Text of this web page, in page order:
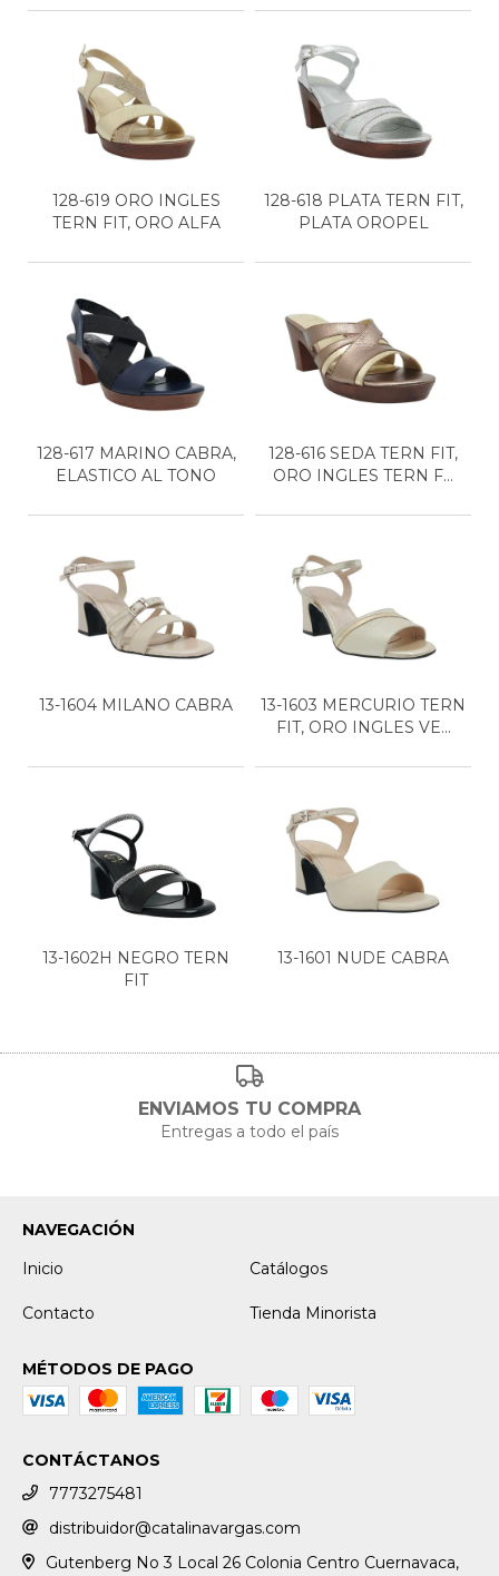
128-619 ORO INGLES
TERN FIT, ORO ALFA
128-618 PLATA TERN FIT,
PLATA OROPEL
128-617 MARINO CABRA,
ELASTICO AL TONO
128-616 SEDA TERN FIT,
ORO INGLES TERN F...
13-1604 MILANO CABRA
13-1603 MERCURIO TERN
FIT, ORO INGLES VE...
13-1602H NEGRO TERN
FIT
13-1601 NUDE CABRA
ENVIAMOS TU COMPRA
Entregas a todo el país
NAVEGACIÓN
Inicio
Catálogos
Contacto Tienda Minorista
MÉTODOS DE PAGO
CONTÁCTANOS
7773275481
distribuidor@catalinavargas.com
Gutenberg No 3 Local 26 Colonia Centro Cuernavaca,